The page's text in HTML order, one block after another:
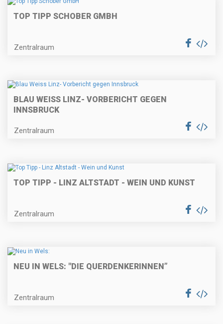
TOP TIPP SCHOBER GMBH
Zentralraum
BLAU WEISS LINZ- VORBERICHT GEGEN
INNSBRUCK
Zentralraum
TOP TIPP - LINZ ALTSTADT - WEIN UND KUNST
Zentralraum
NEU IN WELS: "DIE QUERDENKERINNEN”
Zentralraum